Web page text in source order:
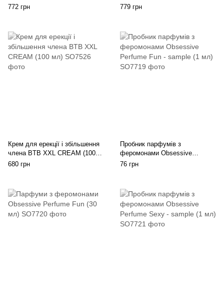
Him Attraction (10 мл)
772 грн
30ml, водна основа, екстракт
779 грн
Крем для ерекції і збільшення
члена BTB XXL CREAM (100
мл)
680 грн
Пробник парфумів з
феромонами Obsessive
Perfume Fun - sample (1 мл)
76 грн